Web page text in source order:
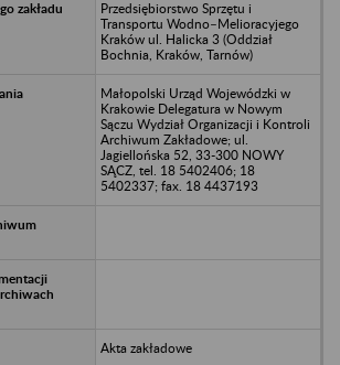
Przedsiębiorstwo Sprzętu i
Transportu Wodno–Melioracyjego
Kraków ul. Halicka 3 (Oddział
Bochnia, Kraków, Tarnów)
Małopolski Urząd Wojewódzki w
Krakowie Delegatura w Nowym
Sączu Wydział Organizacji i Kontroli
Archiwum Zakładowe; ul.
Jagiellońska 52, 33-300 NOWY
SĄCZ, tel. 18 5402406; 18
5402337; fax. 18 4437193
Akta zakładowe